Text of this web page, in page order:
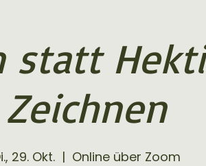
statt
Zeichnen
29. Okt.
  |
Online über Zoom